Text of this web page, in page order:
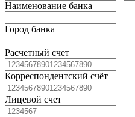
Наименование банка
Город банка
Расчетный счет
Корреспондентский счёт
Лицевой счет